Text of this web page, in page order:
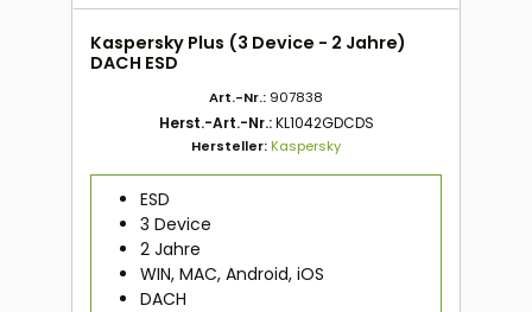
Kaspersky Plus (3 Device - 2 Jahre)
DACH ESD
Art.-Nr.: 907838
Herst.-Art.-Nr.:KL1042GDCDS
Hersteller:Kaspersky
ESD
3 Device
2 Jahre
WIN, MAC, Android, iOS
DACH